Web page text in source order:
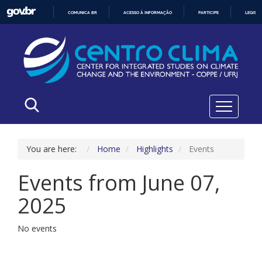
O
CONTEÚDO
COMUNICA BR ACESSO À INFORMAÇÃO PARTICIPE
You are here: Home Highlights Events
Events from June 07,
2025
No events